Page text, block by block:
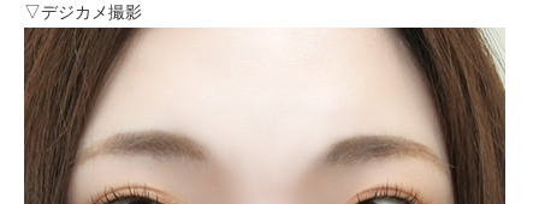
▽デジカメ撮影